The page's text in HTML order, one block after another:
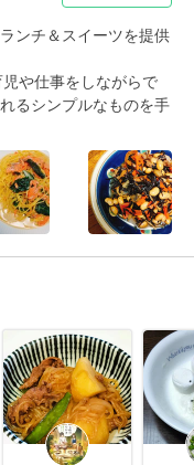
ンチ＆スイーツを提供
や仕事をしながらで
るシンプルなものを手